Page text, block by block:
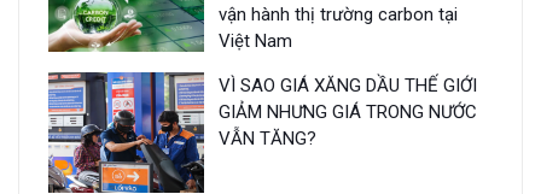
vận hành thị trường carbon tại
Việt Nam
VÌ SAO GIÁ XĂNG DẦU THẾ GIỚI
GIẢM NHƯNG GIÁ TRONG NƯỚC
VẪN TĂNG?